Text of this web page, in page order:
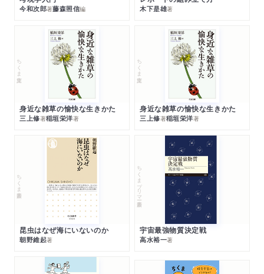
今和次郎著藤森照信編 木下是雄著
ちくま文庫
身近な雑草の愉快な生きかた
三上修著稲垣栄洋著
ちくま文庫
身近な雑草の愉快な生きかた
三上修著稲垣栄洋著
ちくま新書
昆虫はなぜ海にいないのか
朝野維起著
ちくまプリマー新書
宇宙最強物質決定戦
高水裕一著